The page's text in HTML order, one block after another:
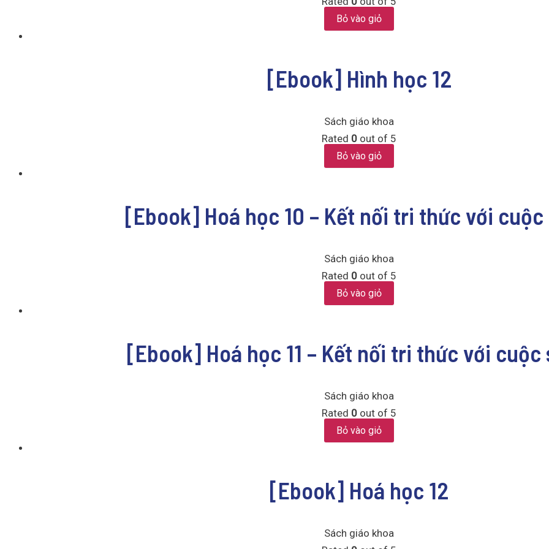
Bỏ vào giỏ
[Ebook] Hình học 12
Sách giáo khoa
Rated 0 out of 5
Bỏ vào giỏ
[Ebook] Hoá học 10 – Kết nối tri thức với
Sách giáo khoa
Rated 0 out of 5
Bỏ vào giỏ
[Ebook] Hoá học 11 – Kết nối tri thức với cuộc
Sách giáo khoa
Rated 0 out of 5
Bỏ vào giỏ
[Ebook] Hoá học 12
Sách giáo khoa